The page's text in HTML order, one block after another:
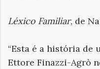
Léxico Familiar, de
“Esta é a história de
Ettore Finazzi-Agrò